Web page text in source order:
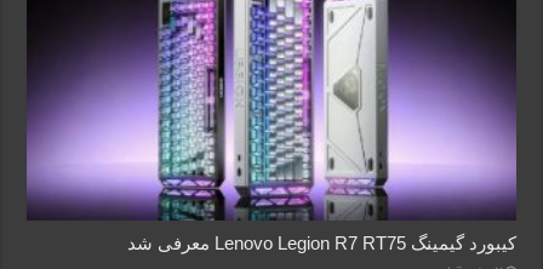
کیبورد گیمینگ Lenovo Legion R7 RT75 معرفی شد